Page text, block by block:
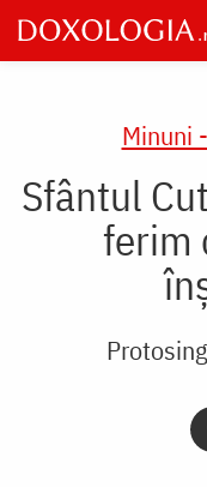
Skip
to
main
Minuni
Sfântul
ferim